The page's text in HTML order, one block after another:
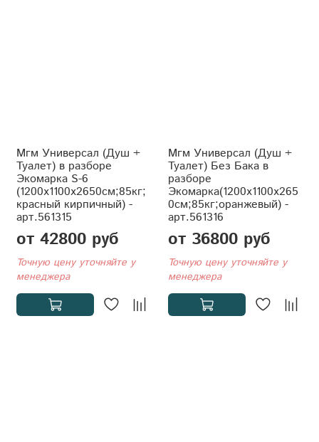
Мгм Универсал (Душ +
Туалет) в разборе
Экомарка S-6
(1200x1100x2650см;85кг;
красный кирпичный) -
арт.561315
от 42800 руб
Точную цену уточняйте у
менеджера
Мгм Универсал (Душ +
Туалет) Без Бака в
разборе
Экомарка(1200x1100x265
0см;85кг;оранжевый) -
арт.561316
от 36800 руб
Точную цену уточняйте у
менеджера